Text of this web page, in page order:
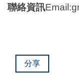
聯絡資訊
分享